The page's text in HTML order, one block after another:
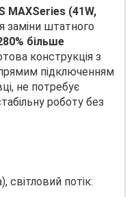
MAXSeries (41W,
заміни штатного
більше
конструкція з
підключенням
не потребує
роботу без
світловий потік: